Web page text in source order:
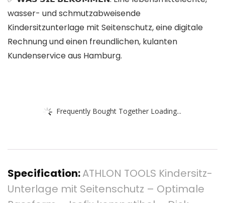
wasser- und schmutzabweisende
Kindersitzunterlage mit Seitenschutz, eine digitale
Rechnung und einen freundlichen, kulanten
Kundenservice aus Hamburg.
Frequently Bought Together Loading...
Specification:ATHLON TOOLS Kindersitz-
Unterlage mit Seitenschutz – Optimale